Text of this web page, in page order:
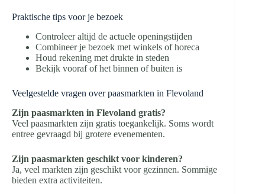
Praktische tips voor je bezoek
Controleer altijd de actuele openingstijden
Combineer je bezoek met winkels of horeca
Houd rekening met drukte in steden
Bekijk vooraf of het binnen of buiten is
Veelgestelde vragen over paasmarkten in Flevoland
Zijn paasmarkten in Flevoland gratis?
Veel paasmarkten zijn gratis toegankelijk. Soms wordt
entree gevraagd bij grotere evenementen.
Zijn paasmarkten geschikt voor kinderen?
Ja, veel markten zijn geschikt voor gezinnen. Sommige
bieden extra activiteiten.